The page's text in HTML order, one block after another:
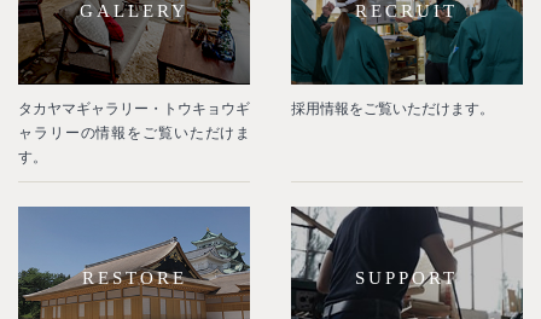
GALLERY
タカヤマギャラリー・トウキョウギ
ャラリーの情報をご覧いただけま
す。
RECRUIT
採用情報をご覧いただけます。
RESTORE SUPPORT